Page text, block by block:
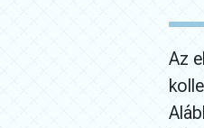
Az